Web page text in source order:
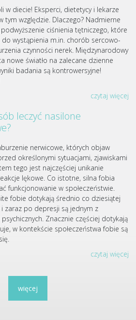
w diecie! Eksperci, dietetycy i lekarze
tym względzie. Dlaczego? Nadmierne
ciśnienia tętniczego, które
wystąpienia m.in. chorób sercowo-
czynności nerek. Międzynarodowy
nowe światło na zalecane dzienne
badania są kontrowersyjne!
czytaj więcej
leczyć nasilone
nerwicowe, których objaw
określonymi sytuacjami, zjawiskami
tego jest najczęściej unikanie
lękowe. Co istotne, silna fobia
funkcjonowanie w społeczeństwie.
fobie dotykają średnio co dziesiątej
i zaraz po depresji są jednym z
Znacznie częściej dotykają
w kontekście społeczeństwa fobie są
czytaj więcej
więcej